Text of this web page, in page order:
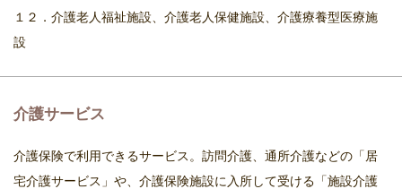
１２．介護老人福祉施設、介護老人保健施設、介護療養型医療施
設
介護サービス
介護保険で利用できるサービス。訪問介護、通所介護などの「居
宅介護サービス」や、介護保険施設に入所して受ける「施設介護